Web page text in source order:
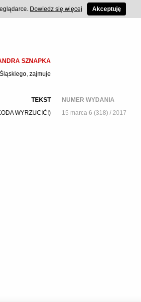
SZNAPKA
zajmuje
TEKST
NUMER WYDANIA
WYRZUCIĆ!)
15 marca 6 (318) / 2017
Dowiedz się więcej Akceptuję